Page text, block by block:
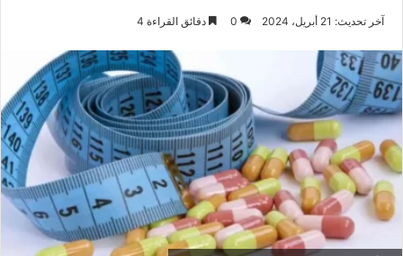
آخر تحديث: 21 أبريل، 2024 0 دقائق القراءة 4